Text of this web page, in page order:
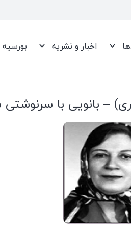
اخبار و نشریه بورسیه
– بانویی با سرنوشتی